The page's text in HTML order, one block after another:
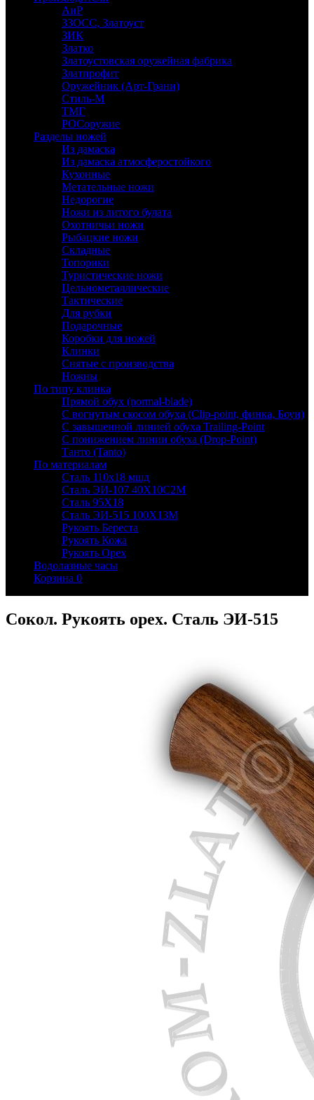
АиР
ЗЗОСС, Златоуст
ЗИК
Златко
Златоустовская оружейная фабрика
Златпрофит
Оружейник (Арт-Грани)
Стиль-М
ТМГ
РОСоружие
Разделы ножей
Из дамаска
Из дамаска атмосферостойкого
Кухонные
Метательные ножи
Недорогие
Ножи из литого булата
Охотничьи ножи
Рыбацкие ножи
Складные
Топорики
Туристические ножи
Цельнометаллические
Тактические
Для рубки
Подарочные
Коробки для ножей
Клинки
Снятые с производства
Ножны
По типу клинка
Прямой обух (normal-blade)
С вогнутым скосом обуха (Clip-point, финка, Боуи)
С завышенной линией обуха Trailing-Point
С понижением линии обуха (Drop-Point)
Танто (Tanto)
По материалам
Сталь 110х18 мшд
Сталь ЭИ-107 40Х10С2М
Сталь 95Х18
Сталь ЭИ-515 100Х13М
Рукоять Береста
Рукоять Кожа
Рукоять Орех
Водолазные часы
Корзина 0
Сокол. Рукоять орех. Сталь ЭИ-515